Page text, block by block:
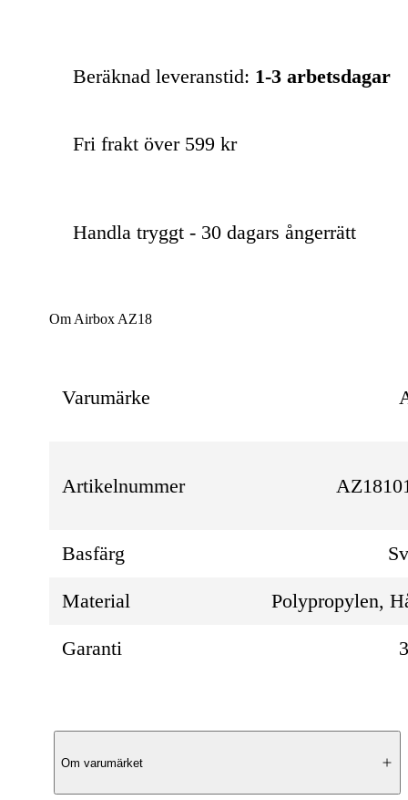
Beräknad leveranstid: 1-3 arbetsdagar
Fri frakt över 599 kr
Handla tryggt - 30 dagars ångerrätt
Om Airbox AZ18
Varumärke
Artikelnummer
Basfärg
Material Polypropylen,
Garanti
Produktbeskrivning
Om varumärket